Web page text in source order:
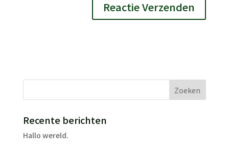
Recente berichten
Hallo wereld.